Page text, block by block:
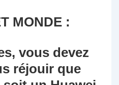
MONDE :
vous devez
réjouir que